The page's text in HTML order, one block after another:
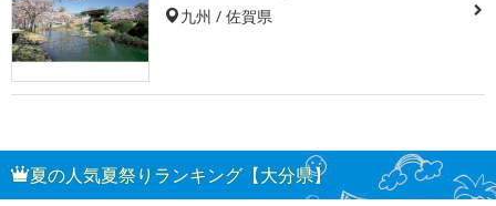
九州 / 佐賀県
夏の人気夏祭りランキング【大分県】